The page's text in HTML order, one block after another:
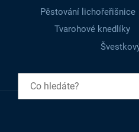
Pěstování lichořeřišnice
Tvarohové knedlíky